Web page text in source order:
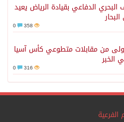
البحري الدفاعي بقيادة الرياض يعيد
358
من مقابلات متطوعي كأس آسيا
316
الفرعية